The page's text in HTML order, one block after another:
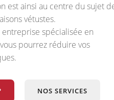
est ainsi au centre du sujet
vétustes.
spécialisée en
pourrez réduire vos
NOS SERVICES